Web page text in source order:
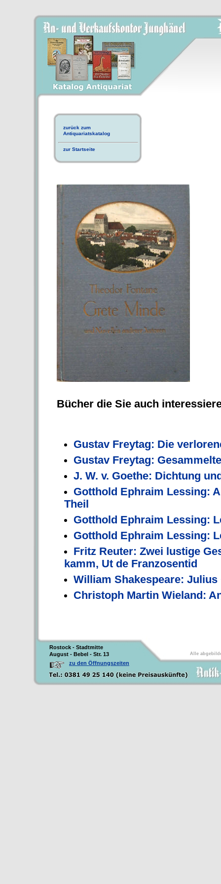
zurück zum
Antiquariatskatalog
zur Startseite
Bücher die Sie auch
Gustav Freytag: Die
Gustav Freytag:
J. W. v. Goethe: Dichtung
Gotthold Ephraim Lessing:
Theil
Gotthold Ephraim Lessing:
Gotthold Ephraim Lessing:
Fritz Reuter: Zwei lustige
kamm, Ut de Franzosentid
William Shakespeare: Julius
Christoph Martin Wieland:
Rostock - Stadtmitte
August - Bebel - Str. 13
zu den Öffnungszeiten
Alle